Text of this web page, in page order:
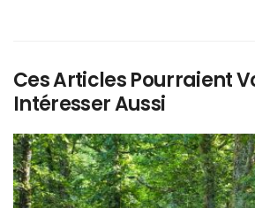
Ces Articles Pourraient
Intéresser Aussi